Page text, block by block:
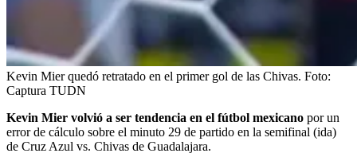
Kevin Mier quedó retratado en el primer gol de las Chivas. Foto:
Captura TUDN
Kevin Mier volvió a ser tendencia en el fútbol mexicano por un
error de cálculo sobre el minuto 29 de partido en la semifinal (ida)
de Cruz Azul vs. Chivas de Guadalajara.